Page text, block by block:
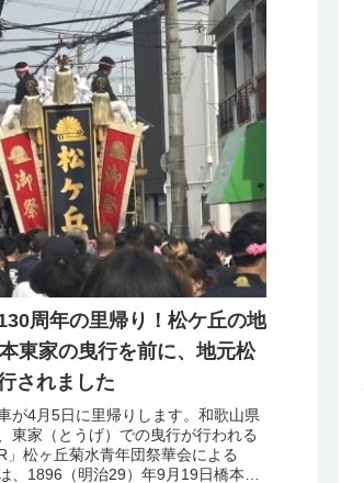
周年の里帰り！松ケ丘の地
東家の曳行を前に、地元松
されました
が4月5日に里帰りします。和歌山県
東家（とうげ）での曳行が行われる
」松ヶ丘菊水青年団祭華会による
、1896（明治29）年9月19日橋本村